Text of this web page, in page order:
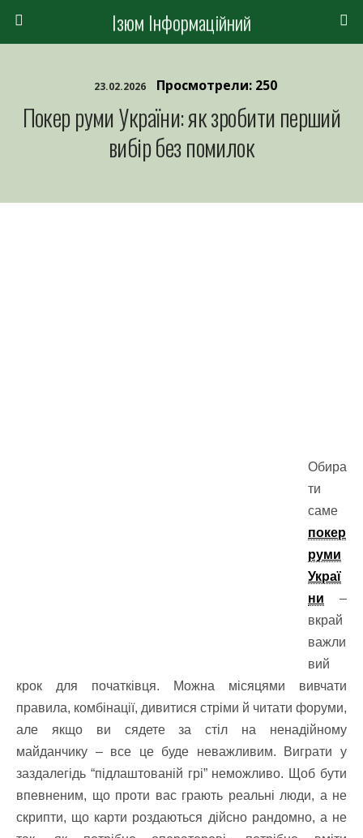
Ізюм Інформаційний
23.02.2026 Просмотрели: 250
Покер руми України: як зробити перший
вибір без помилок
Обира
ти
саме
покер
руми
Украї
ни –
вкрай
важли
вий
крок для початківця. Можна місяцями вивчати
правила, комбінації, дивитися стріми й читати форуми,
але якщо ви сядете за стіл на ненадійному
майданчику – все це буде неважливим. Виграти у
заздалегідь “підлаштованій грі” неможливо. Щоб бути
впевненим, що проти вас грають реальні люди, а не
скрипти, що карти роздаються дійсно рандомно, а не